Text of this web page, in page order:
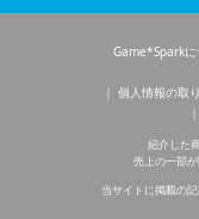
Game*Sparkに
個人情報の取
紹介した
売上の一部
当サイトに掲載の